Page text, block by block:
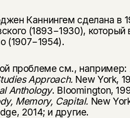
Каннингем сделана в
(1893−1930), который
(1907−1954).
проблеме см., например:
Approach. New York,
Anthology. Bloomington,
Memory, Capital. New
2014; и другие.